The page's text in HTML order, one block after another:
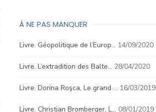
À NE PAS MANQUER
Livre. Géopolitique de l’Europ… 14/09/2020
Livre. L’extradition des Balte… 28/04/2020
Livre. Dorina Roşca, Le grand … 16/03/2019
Livre. Christian Bromberger, L… 08/01/2019